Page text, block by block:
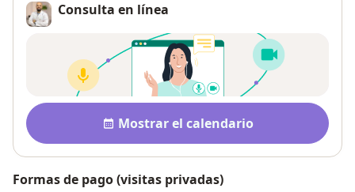
Consulta en línea
Disponibilidad
Mostrar el calendario
Formas de pago (visitas privadas)